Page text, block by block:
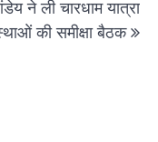
ने ली चारधाम यात्रा
की समीक्षा बैठक